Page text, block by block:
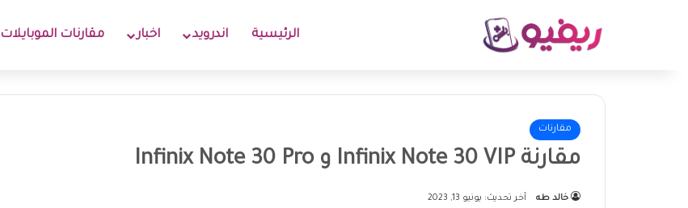
الرئيسية اندرويد اخبار مقارنات الموبايلات
مقارنات
مقارنة Infinix Note 30 VIP و Infinix Note 30 Pro
خالد طه آخر تحديث: يونيو 13, 2023